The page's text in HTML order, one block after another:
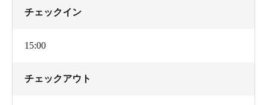
チェックイン
15:00
チェックアウト